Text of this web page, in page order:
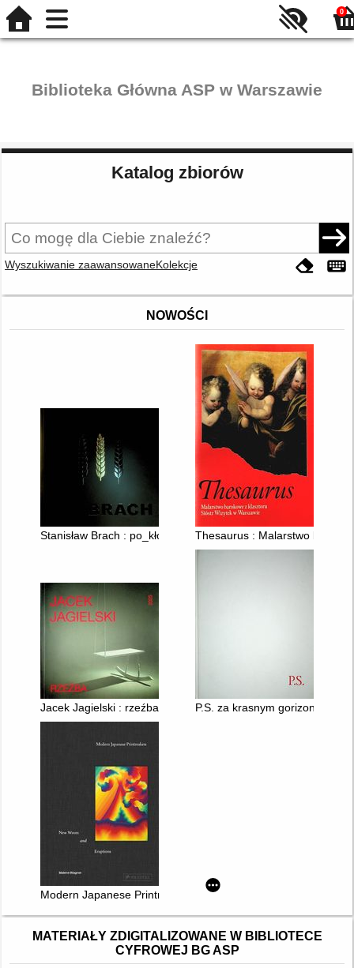
0
Biblioteka Główna ASP w Warszawie
Katalog zbiorów
Wyszukiwanie zaawansowaneKolekcje
NOWOŚCI
Stanisław Brach : po_kłosie : Powrót.chleba wody miodu :
Thesaurus : Malarstwo
Jacek Jagielski : rzeźba P.S. za krasnym gorizontom =
Modern Japanese Printmakers : New Waves and Eruptions
MATERIAŁY ZDIGITALIZOWANE W BIBLIOTECE
CYFROWEJ BG ASP